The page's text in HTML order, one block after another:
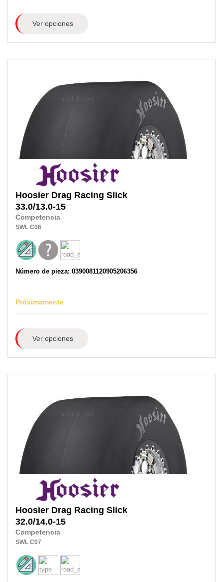
Ver opciones
Hoosier Drag Racing Slick
33.0/13.0-15
Competencia
SWL C06
Número de pieza: 0390081120905206356
Próximamente
Ver opciones
Hoosier Drag Racing Slick
32.0/14.0-15
Competencia
SWL C07